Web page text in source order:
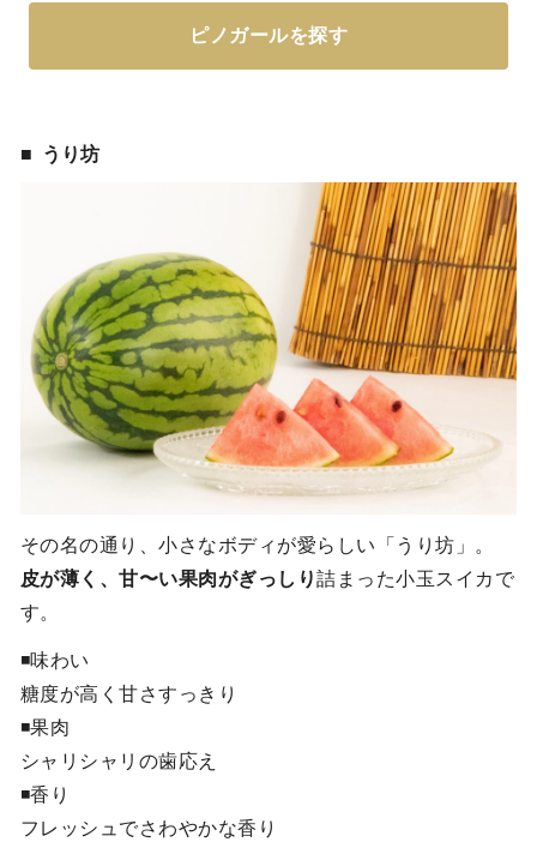
ピノガールを探す
うり坊
その名の通り、小さなボディが愛らしい「うり坊」。
皮が薄く、甘〜い果肉がぎっしり詰まった小玉スイカで
す。
◾️味わい
糖度が高く甘さすっきり
◾️果肉
シャリシャリの歯応え
◾️香り
フレッシュでさわやかな香り